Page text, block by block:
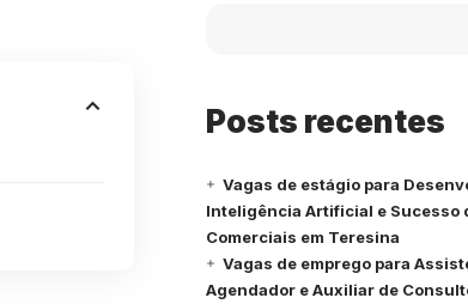
Posts recentes
Vagas de estágio para
Inteligência Artificial e Sucesso
Comerciais em Teresina
Vagas de emprego para
Agendador e Auxiliar de